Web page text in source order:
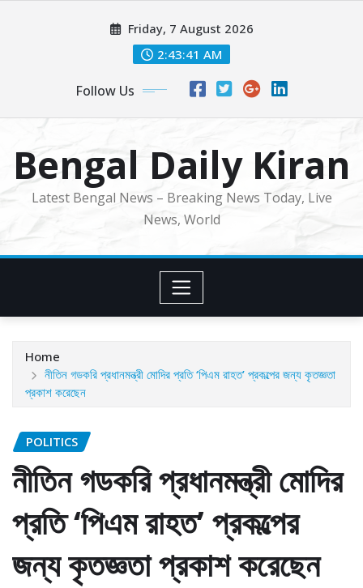
Friday, 7 August 2026
2:43:42 AM
Follow Us
Bengal Daily Kiran
Latest Bengal News – Breaking News Today, Live
News, World
Home
নীতিন গডকরি প্রধানমন্ত্রী মোদির প্রতি ‘পিএম রাহত’ প্রকল্পের জন্য কৃতজ্ঞতা
প্রকাশ করেছেন
POLITICS
নীতিন গডকরি প্রধানমন্ত্রী মোদির
প্রতি ‘পিএম রাহত’ প্রকল্পের
জন্য কৃতজ্ঞতা প্রকাশ করেছেন